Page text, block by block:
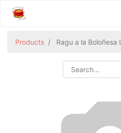
Products Ragu a la Boloñesa L